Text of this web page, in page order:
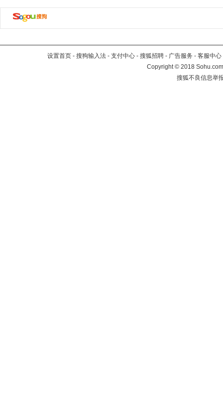
设置首页 - 搜狗输入法 - 支付中心 - 搜狐招聘 - 广告服务 - 客服中心
Copyright©2018
搜狐不良信息举